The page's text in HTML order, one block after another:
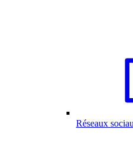
Réseaux